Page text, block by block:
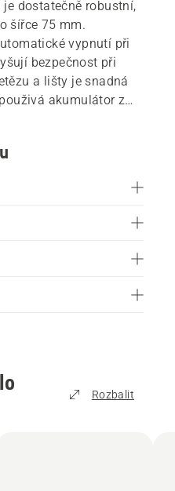
šířce 75 mm.
vypnutí při
bezpečnost při
a lišty je snadná
akumulátor z
více značek.
na míru, který lze
Aspire™. Řetězový
ml).
Rozbalit